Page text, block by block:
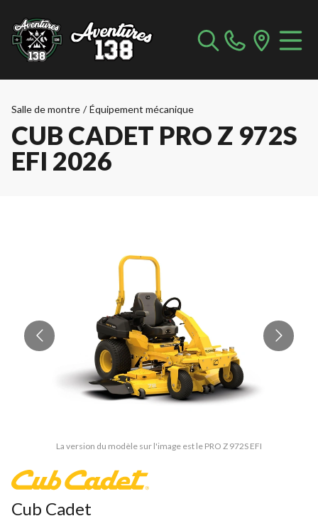
Salle de montre / Équipement mécanique
CUB CADET PRO Z 972S
EFI 2026
La version du modèle sur l'image est le PRO Z 972S EFI
Cub Cadet